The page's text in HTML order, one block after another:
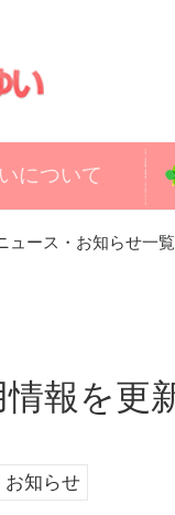
について
ュース・お知らせ一覧
情報を更
お知らせ